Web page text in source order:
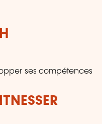
ses compétences